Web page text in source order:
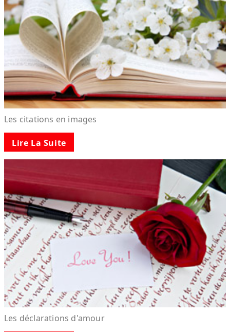
Les citations en images
Lire La Suite
Les déclarations d'amour